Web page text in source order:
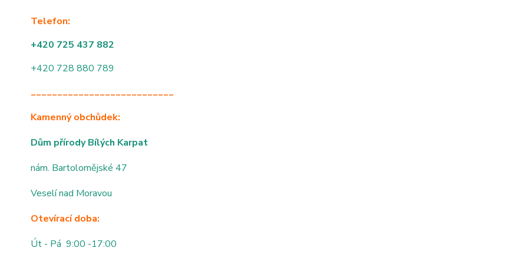
Telefon:
+420 725 437 882
+420 728 880 789
___________________________
Kamenný obchůdek:
Dům přírody Bílých Karpat
nám. Bartolomějské 47
Veselí nad Moravou
Otevírací doba:
Út - Pá 9:00 -17:00